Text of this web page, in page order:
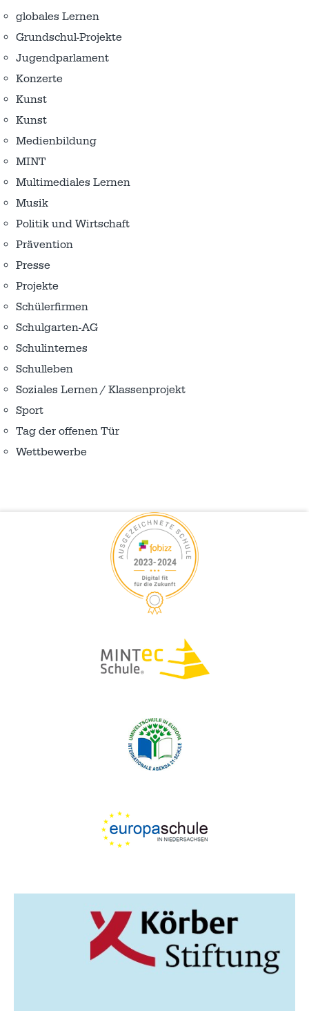
globales Lernen
Grundschul-Projekte
Jugendparlament
Konzerte
Kunst
Kunst
Medienbildung
MINT
Multimediales Lernen
Musik
Politik und Wirtschaft
Prävention
Presse
Projekte
Schülerfirmen
Schulgarten-AG
Schulinternes
Schulleben
Soziales Lernen / Klassenprojekt
Sport
Tag der offenen Tür
Wettbewerbe